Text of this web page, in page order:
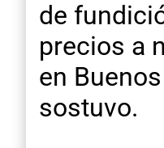
de
precios a
en
sostuvo.